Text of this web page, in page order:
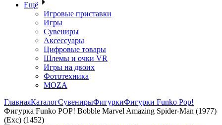
Ещё
Игровые приставки
Игры
Сувениры
Аксессуары
Цифровые товары
Шлемы и очки VR
Игры на двоих
Фототехника
MOZA
ГлавнаяКаталогСувенирыФигуркиФигурки Funko Pop!
Фигурка Funko POP! Bobble Marvel Amazing Spider-Man (1977)
(Exc) (1452)